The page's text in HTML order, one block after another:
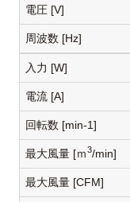
電圧 [V]
周波数 [Hz]
入力 [W]
電流 [A]
回転数 [min-1]
最大風量 [ｍ3/min]
最大風量 [CFM]